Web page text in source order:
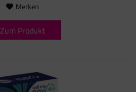
Merken
Zum Produkt